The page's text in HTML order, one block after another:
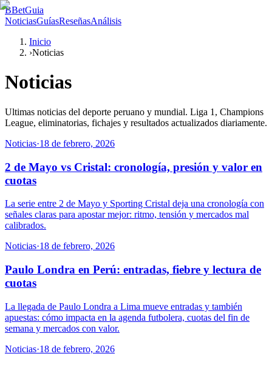
BBetGuia
NoticiasGuíasReseñasAnálisis
Inicio
›Noticias
Noticias
Ultimas noticias del deporte peruano y mundial. Liga 1, Champions
League, eliminatorias, fichajes y resultados actualizados diariamente.
Noticias·18 de febrero, 2026
2 de Mayo vs Cristal: cronología, presión y valor en
cuotas
La serie entre 2 de Mayo y Sporting Cristal deja una cronología con
señales claras para apostar mejor: ritmo, tensión y mercados mal
calibrados.
Noticias·18 de febrero, 2026
Paulo Londra en Perú: entradas, fiebre y lectura de
cuotas
La llegada de Paulo Londra a Lima mueve entradas y también
apuestas: cómo impacta en la agenda futbolera, cuotas del fin de
semana y mercados con valor.
Noticias·18 de febrero, 2026